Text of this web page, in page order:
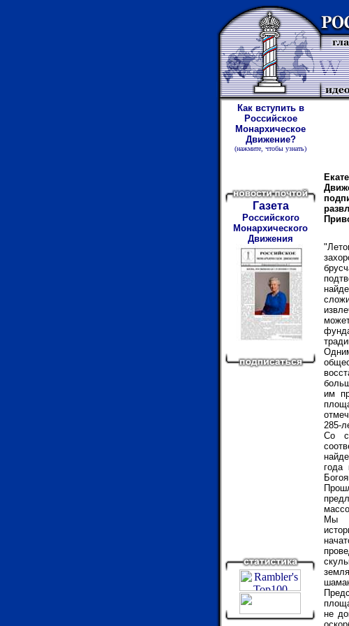
Как вступить в
Российское
Монархическое
Движение?
(нажмите чтобы узнать)
Газета
Российского
Монархического
Движения
им
285-
Со
года
Мы
не